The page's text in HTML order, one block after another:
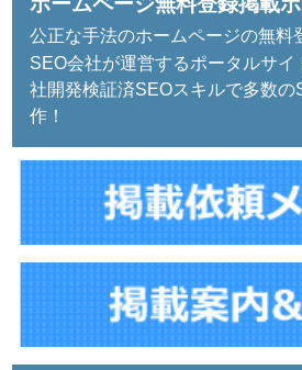
公正な手法のホームページの無料
SEO会社が運営するポータルサイ
社開発検証済SEOスキルで多数の
作！